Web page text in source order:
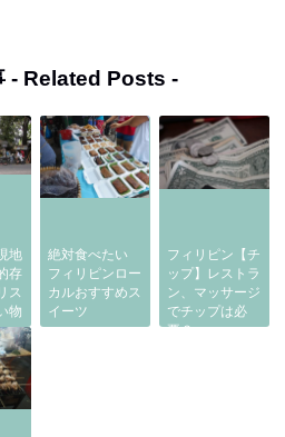
- Related Posts -
地
存
ス
物
絶対食べたい
フィリピンロー
カルおすすめス
イーツ
フィリピン【チ
ップ】レストラ
ン、マッサージ
でチップは必
要？